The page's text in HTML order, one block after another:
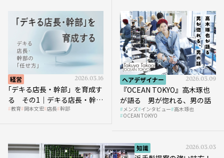
経営 2026.03.16
｢デキる店長・幹部」を育成す
る その1｜デキる店長・幹部
の「任せ方」
教育 岡本文宏 店長 幹部
ヘアデザイナー 2026.03.09
『OCEAN TOKYO』高木琢也
が語る 男が惚れる、男の話
メンズ インタビュー 高木琢也
OCEAN TOKYO
知識 2026.03.03